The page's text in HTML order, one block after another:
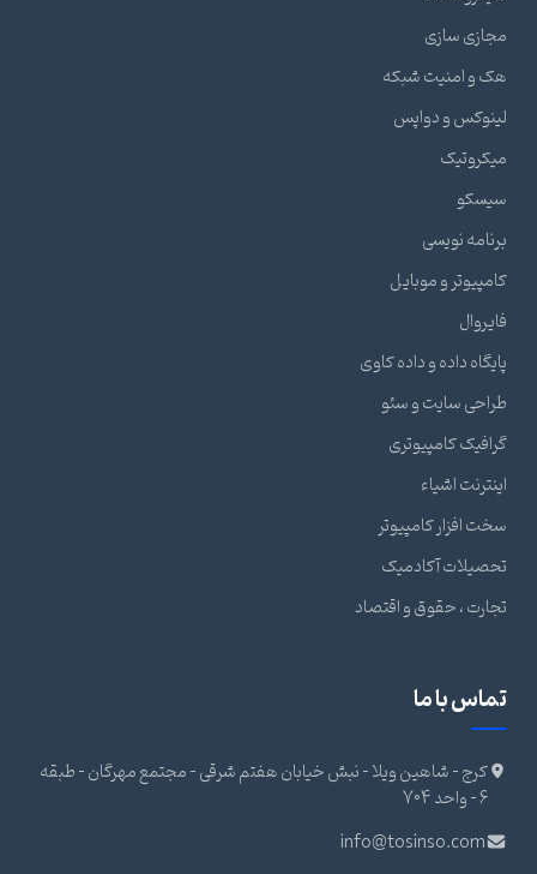
مجازی سازی
هک و امنیت شبکه
لینوکس و دواپس
میکروتیک
سیسکو
برنامه نویسی
کامپیوتر و موبایل
فایروال
پایگاه داده و داده کاوی
طراحی سایت و سئو
گرافیک کامپیوتری
اینترنت اشیاء
سخت افزار کامپیوتر
تحصیلات آکادمیک
تجارت ، حقوق و اقتصاد
تماس با ما
کرج - شاهین ویلا - نبش خیابان هفتم شرقی - مجتمع مهرگان - طبقه
6 - واحد 704
info@tosinso.com